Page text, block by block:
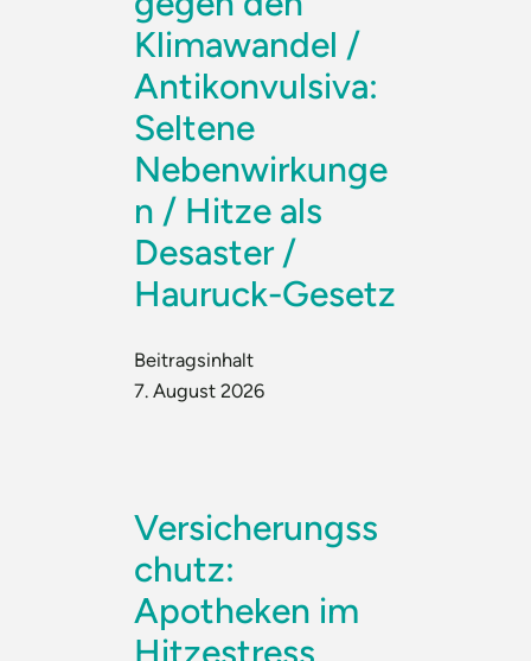
Klimawandel /
Antikonvulsiva:
Seltene
Nebenwirkunge
n / Hitze als
Desaster /
Hauruck-Gesetz
Beitragsinhalt
7. August 2026
Versicherungss
chutz:
Apotheken im
Hitzestress